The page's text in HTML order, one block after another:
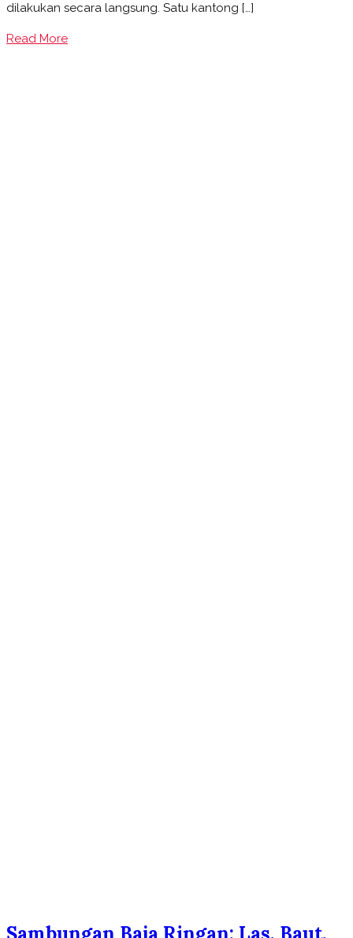
dilakukan secara langsung. Satu kantong […]
Read More